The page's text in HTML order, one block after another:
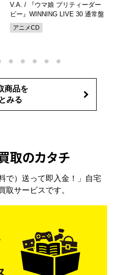
V.A. / 『ウマ娘 プリティーダー
ビー』WINNING LIVE 30 通常盤
アニメCD
商品を
みる
取のカタチ
で）送って即入金！」自宅
取サービスです。